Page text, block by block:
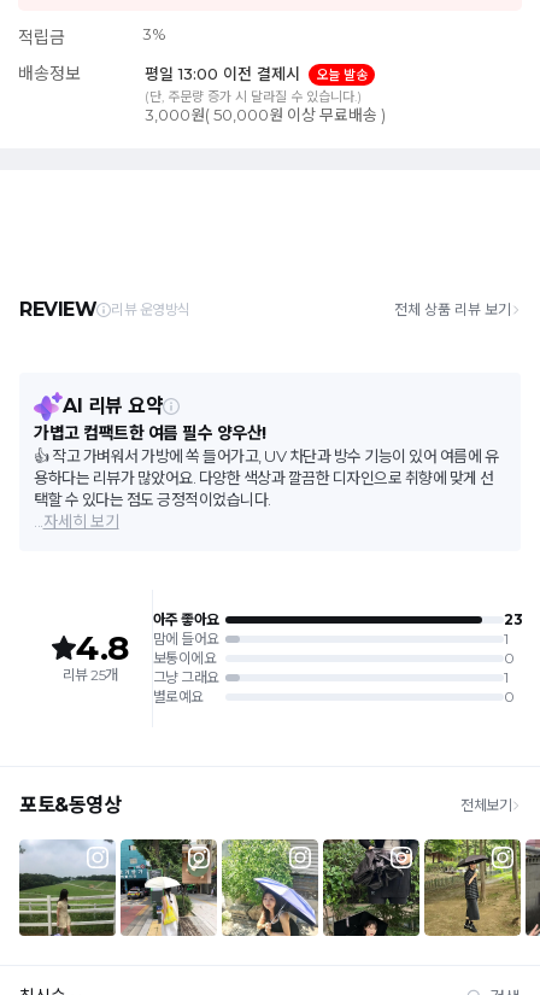
적립금 3%
배송정보 평일 13:00 이전 결제시
오늘 발송
(단, 주문량 증가 시 달라질 수 있습니다.)
3,000원( 50,000원 이상 무료배송 )